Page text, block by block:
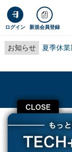
ログイン 新規会員登録
お知らせ 夏季休
TECH+ 企業IT